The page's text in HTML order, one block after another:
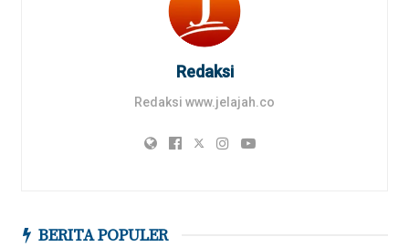
Redaksi
Redaksi www.jelajah.co
BERITA POPULER